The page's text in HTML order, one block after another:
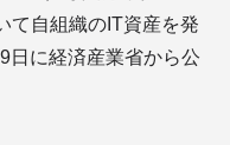
て自組織のIT資産を発
日に経済産業省から公